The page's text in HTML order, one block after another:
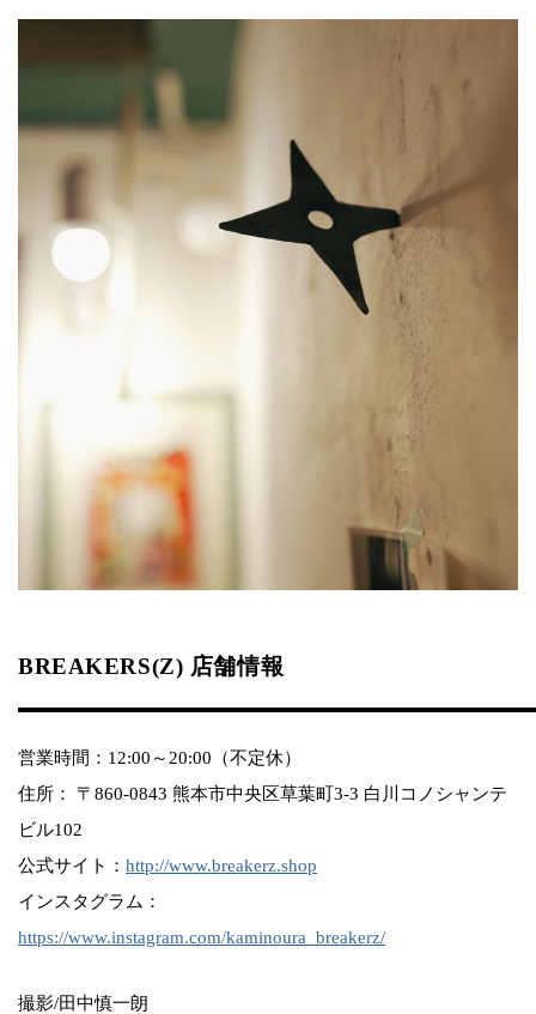
BREAKERS(Z) 店舗情報
営業時間：12:00～20:00（不定休）
住所： 〒860-0843 熊本市中央区草葉町3-3 白川コノシャンテ
ビル102
公式サイト： http://www.breakerz.shop
インスタグラム：
https://www.instagram.com/kaminoura_breakerz/
撮影/田中慎一朗